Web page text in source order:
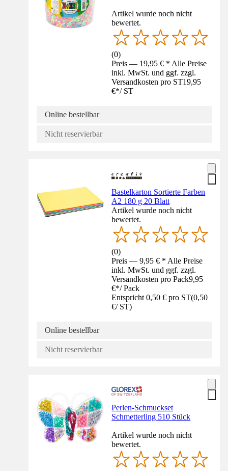
Artikel wurde noch nicht
bewertet.
(0)
Preis — 19,95 € * Alle Preise
inkl. MwSt. und ggf. zzgl.
Versandkosten pro ST19,95
€*/ ST
Online bestellbar
Nicht reservierbar
Bastelkarton Sortierte Farben
A2 180 g 20 Blatt
Artikel wurde noch nicht
bewertet.
(0)
Preis — 9,95 € * Alle Preise
inkl. MwSt. und ggf. zzgl.
Versandkosten pro Pack9,95
€*/ Pack
Entspricht 0,50 € pro ST(0,50
€/ ST)
Online bestellbar
Nicht reservierbar
Perlen-Schmuckset
Schmetterling 510 Stück
Artikel wurde noch nicht
bewertet.